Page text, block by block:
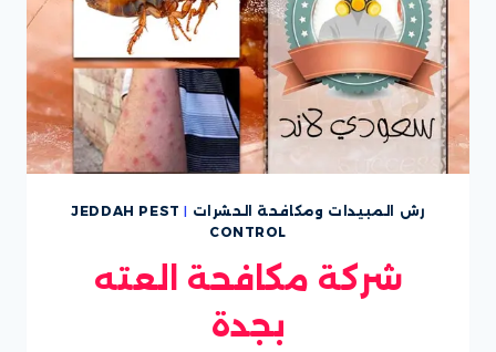
رش المبيدات ومكافحة الحشرات |
JEDDAH PEST
CONTROL
شركة مكافحة العته
بجدة